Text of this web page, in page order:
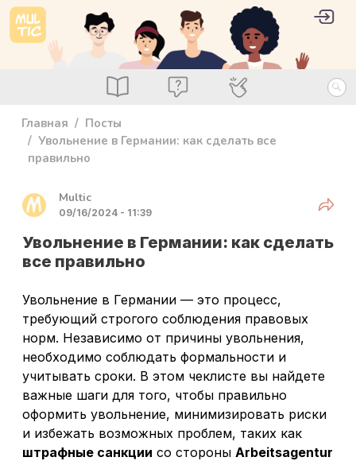
Перейти к основному содержанию
Посты ВопросыСпециалисты
User
Главная
Посты
Увольнение в Германии: как сделать все
правильно
Multic
09/16/2024 - 11:39
Share
Увольнение в Германии: как сделать
все правильно
Увольнение в Германии — это процесс,
требующий строгого соблюдения правовых
норм. Независимо от причины увольнения,
необходимо соблюдать формальности и
учитывать сроки. В этом чеклисте вы найдете
важные шаги для того, чтобы правильно
оформить увольнение, минимизировать риски
и избежать возможных проблем, таких как
штрафные санкции со стороны Arbeitsagentur